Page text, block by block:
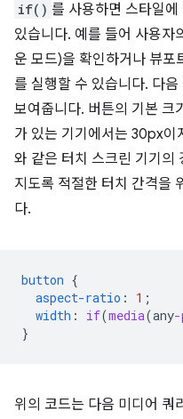
if() 를 사용하면 스타일
있습니다. 예를 들어 사용자
운 모드)을 확인하거나 뷰포
를 실행할 수 있습니다. 다
보여줍니다. 버튼의 기본 크
가 있는 기기에서는 30px이
와 같은 터치 스크린 기기의
지도록 적절한 터치 간격을
다.
button {
aspect-ratio : 1 ;
width : if(media(any
}
위의 코드는 다음 미디어 쿼